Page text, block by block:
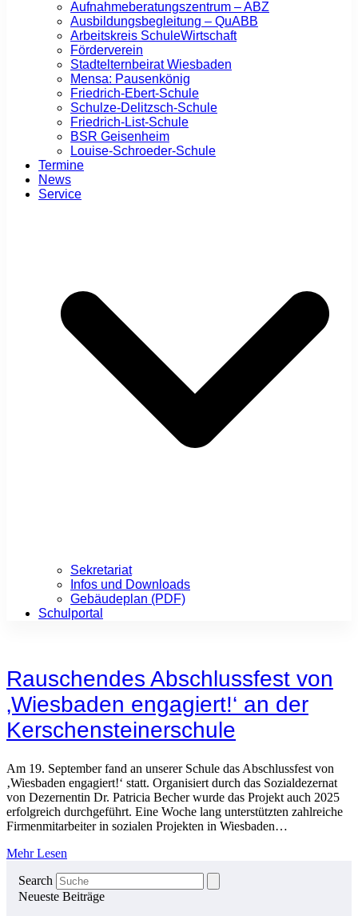
Aufnahmeberatungszentrum – ABZ
Ausbildungsbegleitung – QuABB
Arbeitskreis SchuleWirtschaft
Förderverein
Stadtelternbeirat Wiesbaden
Mensa: Pausenkönig
Friedrich-Ebert-Schule
Schulze-Delitzsch-Schule
Friedrich-List-Schule
BSR Geisenheim
Louise-Schroeder-Schule
Termine
News
Service
Sekretariat
Infos und Downloads
Gebäudeplan (PDF)
Schulportal
Rauschendes Abschlussfest von
‚Wiesbaden engagiert!‘ an der
Kerschensteinerschule
Am 19. September fand an unserer Schule das Abschlussfest von
‚Wiesbaden engagiert!‘ statt. Organisiert durch das Sozialdezernat
von Dezernentin Dr. Patricia Becher wurde das Projekt auch 2025
erfolgreich durchgeführt. Eine Woche lang unterstützten zahlreiche
Firmenmitarbeiter in sozialen Projekten in Wiesbaden…
Mehr Lesen
Search
Neueste Beiträge